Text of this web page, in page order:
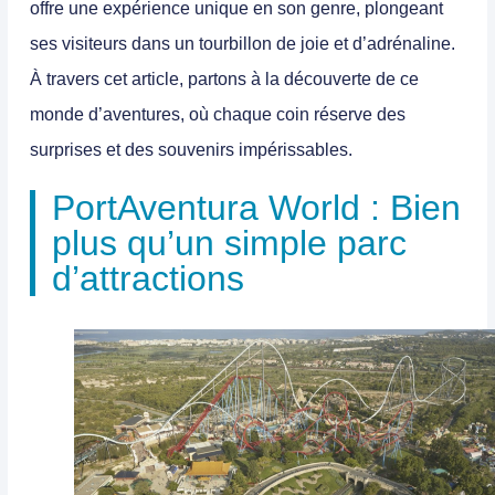
offre une expérience unique en son genre, plongeant
ses visiteurs dans un tourbillon de joie et d’adrénaline.
À travers cet article, partons à la découverte de ce
monde d’aventures, où chaque coin réserve des
surprises et des souvenirs impérissables.
PortAventura World : Bien
plus qu’un simple parc
d’attractions